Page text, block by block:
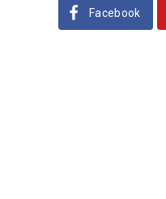
Facebook